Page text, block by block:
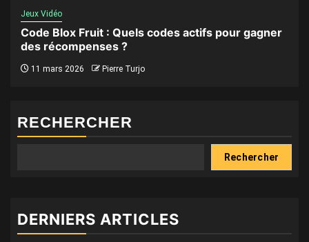
Jeux Vidéo
Code Blox Fruit : Quels codes actifs pour gagner
des récompenses ?
11 mars 2026 Pierre Turjo
RECHERCHER
Rechercher
DERNIERS ARTICLES